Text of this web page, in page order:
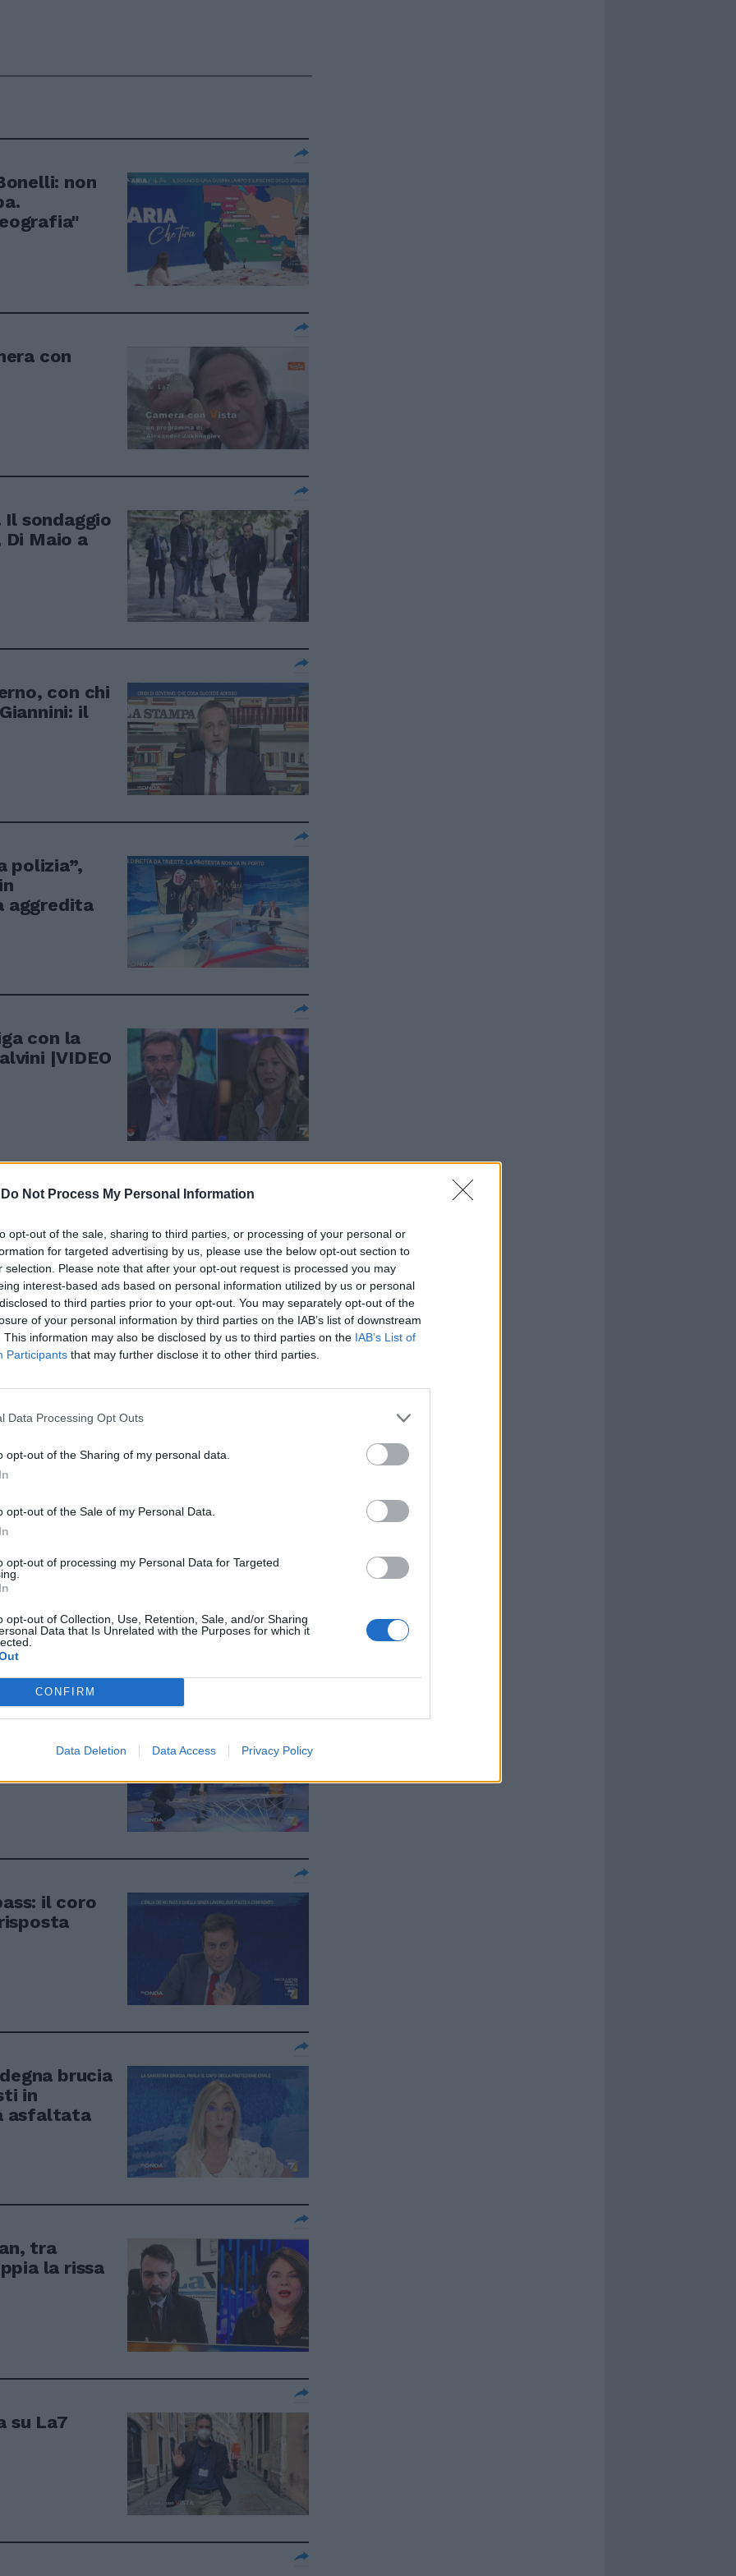
Do Not Process My Personal Information
opt-out of the sale, sharing to third parties, or processing of your personal or
for targeted advertising by us, please use the below opt-out section to
selection. Please note that after your opt-out request is processed you may
interest-based ads based on personal information utilized by us or personal
to third parties prior to your opt-out. You may separately opt-out of the
of your personal information by third parties on the IAB’s list of downstream
This information may also be disclosed by us to third parties on the IAB’s List of
Participants that may further disclose it to other third parties.
Data Processing Opt Outs
opt-out of the Sharing of my personal data.
opt-out of the Sale of my Personal Data.
opt-out of processing my Personal Data for Targeted
opt-out of Collection, Use, Retention, Sale, and/or Sharing
Data that Is Unrelated with the Purposes for which it
CONFIRM
Data Deletion Data Access Privacy Policy
non
con
sondaggio
Maio a
con chi
il
polizia”,
aggredita
con la
|VIDEO
di Bechis
“troppo
boy di
malattia
Bassetti:
caldo
il coro
brucia
in
asfaltata
tra
la rissa
su La7